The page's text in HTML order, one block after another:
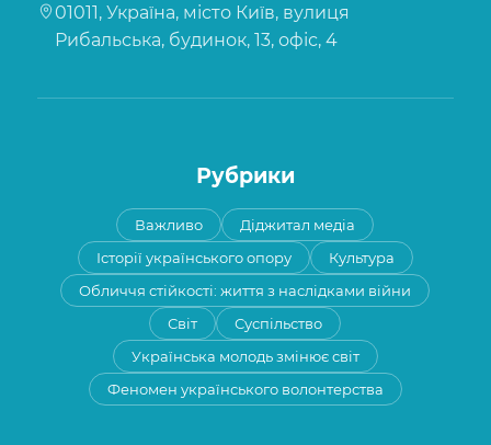
01011, Україна, місто Київ, вулиця
Рибальська, будинок, 13, офіс, 4
Рубрики
Важливо
Діджитал медіа
Історії українського опору
Культура
Обличчя стійкості: життя з наслідками війни
Світ
Суспільство
Українська молодь змінює світ
Феномен українського волонтерства